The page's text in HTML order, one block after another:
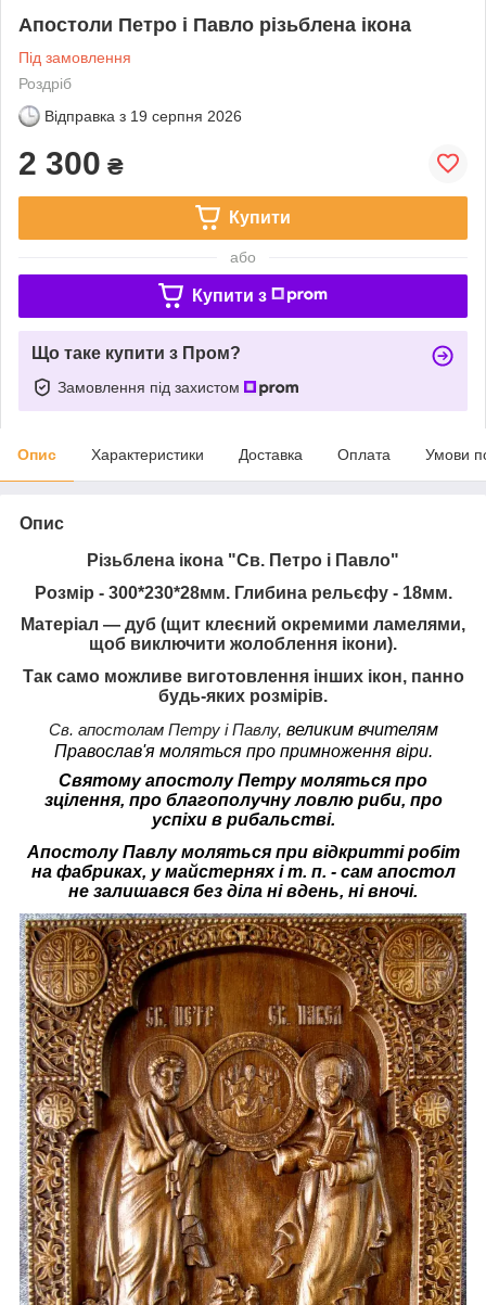
Апостоли Петро і Павло різьблена ікона
Під замовлення
Роздріб
Відправка з 19 серпня 2026
2 300 ₴
Купити
або
Купити з
Що таке купити з Пром?
Замовлення під захистом
Опис Характеристики Доставка Оплата Умови
Опис
Різьблена ікона "Св. Петро і Павло"
Розмір - 300*230*28мм. Глибина рельєфу - 18мм.
Матеріал ― дуб (щит клеєний окремими ламелями,
щоб виключити жолоблення ікони).
Так само можливе виготовлення інших ікон, панно
будь-яких розмірів.
Св. апостолам Петру і Павлу, великим вчителям
Православ'я моляться про примноження віри.
Святому апостолу Петру моляться про
зцілення, про благополучну ловлю риби, про
успіхи в рибальстві.
Апостолу Павлу моляться при відкритті робіт
на фабриках, у майстернях і т. п. - сам апостол
не залишався без діла ні вдень, ні вночі.